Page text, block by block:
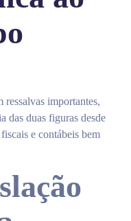
ressalvas importantes,
das duas figuras desde
e contábeis bem